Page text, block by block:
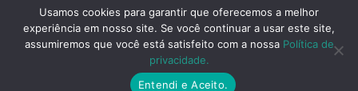
Copyright © 2026 | livrariabotocorderosa
livrariabotocorderosa
Usamos cookies para garantir que oferecemos a melhor
experiência em nosso site. Se você continuar a usar este site,
assumiremos que você está satisfeito com a nossa Política de
privacidade.
Entendi e Aceito.